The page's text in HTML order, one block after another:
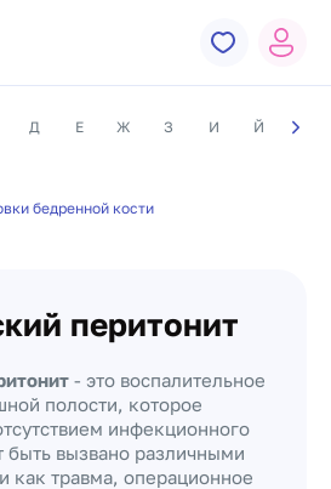
Д Е Ж З И Й К
бедренной кости
перитонит
- это воспалительное
полости, которое
инфекционного
быть вызвано различными
как травма, операционное